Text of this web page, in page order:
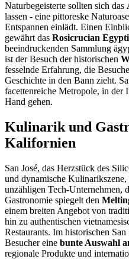
Naturbegeisterte sollten sich das
lassen - eine pittoreske
Entspannen einlädt. Einen
gewährt das Rosicrucian
beeindruckenden Sammlung
ist der Besuch der historischen
fesselnde Erfahrung, die
Geschichte in den Bann zieht.
facettenreiche Metropole, in
Hand gehen.
Kulinarik und
Kalifornien
San José, das Herzstück des
und dynamische
unzähligen Tech-Unternehmen,
Gastronomie spiegelt den
einem breiten Angebot von
hin zu authentischen
Restaurants. Im historischen
Besucher eine bunte Auswahl
regionale Produkte und